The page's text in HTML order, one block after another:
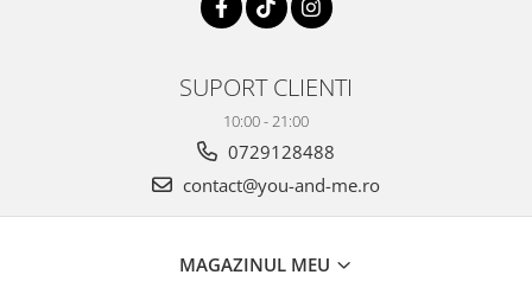
SUPORT CLIENTI
10:00 - 21:00
0729128488
contact@you-and-me.ro
MAGAZINUL MEU